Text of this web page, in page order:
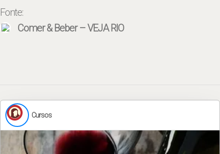
Fonte:
Comer & Beber – VEJA RIO
Cursos